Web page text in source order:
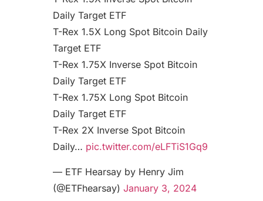
Daily Target ETF
T-Rex 1.5X Long Spot Bitcoin Daily
Target ETF
T-Rex 1.75X Inverse Spot Bitcoin
Daily Target ETF
T-Rex 1.75X Long Spot Bitcoin
Daily Target ETF
T-Rex 2X Inverse Spot Bitcoin
Daily… pic.twitter.com/eLFTiS1Gq9
— ETF Hearsay by Henry Jim
(@ETFhearsay) January 3, 2024